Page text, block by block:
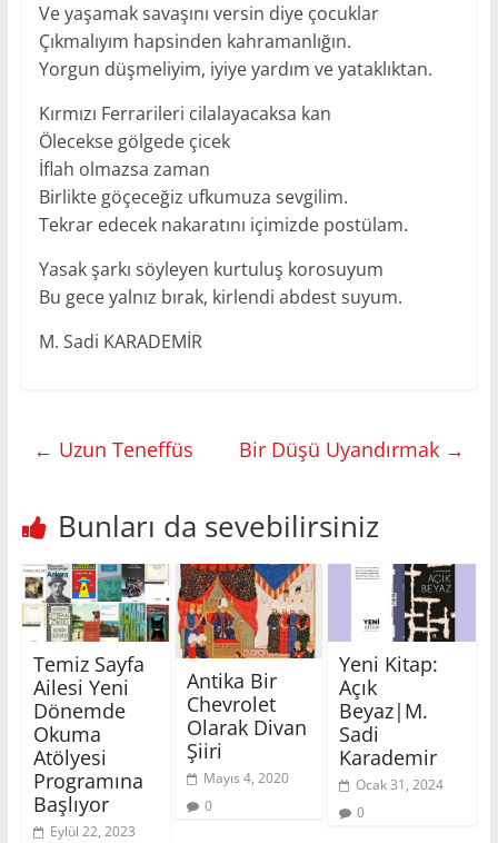
Ve yaşamak savaşını versin diye çocuklar
Çıkmalıyım hapsinden kahramanlığın.
Yorgun düşmeliyim, iyiye yardım ve yataklıktan.
Kırmızı Ferrarileri cilalayacaksa kan
Ölecekse gölgede çicek
İflah olmazsa zaman
Birlikte göçeceğiz ufkumuza sevgilim.
Tekrar edecek nakaratını içimizde postülam.
Yasak şarkı söyleyen kurtuluş korosuyum
Bu gece yalnız bırak, kirlendi abdest suyum.
M. Sadi KARADEMİR
← Uzun Teneffüs Bir Düşü Uyandırmak →
Bunları da sevebilirsiniz
Temiz Sayfa
Ailesi Yeni
Dönemde
Okuma
Atölyesi
Programına
Başlıyor
Eylül 22, 2023
Antika Bir
Chevrolet
Olarak Divan
Şiiri
Mayıs 4, 2020
0
Yeni Kitap:
Açık
Beyaz|M.
Sadi
Karademir
Ocak 31, 2024
0